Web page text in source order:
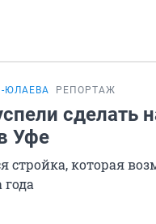
ЮЛАЕВА РЕПОРТАЖ
сделать
Уфе
стройка, которая